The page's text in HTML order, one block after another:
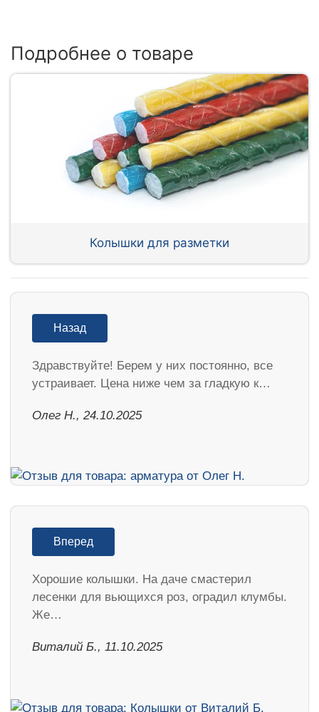
Подробнее о товаре
Колышки для разметки
Назад
Здравствуйте! Берем у них постоянно, все
устраивает. Цена ниже чем за гладкую к…
Олег Н., 24.10.2025
Вперед
Хорошие колышки. На даче смастерил
лесенки для вьющихся роз, оградил клумбы.
Же…
Виталий Б., 11.10.2025